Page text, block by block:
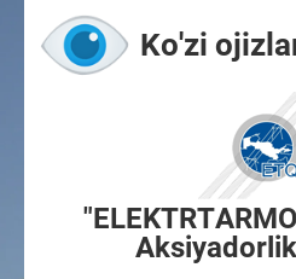
Ko'zi